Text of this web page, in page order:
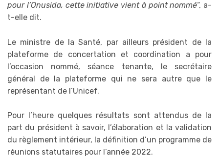
pour l’Onusida, cette initiative vient à point nommé“, a-
t-elle dit.
Le ministre de la Santé, par ailleurs président de la
plateforme de concertation et coordination a pour
l’occasion nommé, séance tenante, le secrétaire
général de la plateforme qui ne sera autre que le
représentant de l’Unicef.
Pour l’heure quelques résultats sont attendus de la
part du président à savoir, l’élaboration et la validation
du règlement intérieur, la définition d’un programme de
réunions statutaires pour l’année 2022.